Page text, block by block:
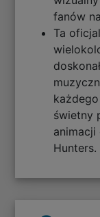
fanów
Ta
świetny
animacji
Hunters.